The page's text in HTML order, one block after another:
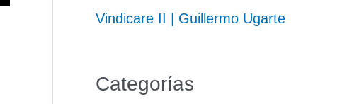
Vindicare II | Guillermo Ugarte
Categorías